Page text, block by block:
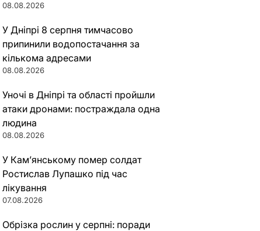
08.08.2026
У Дніпрі 8 серпня тимчасово
припинили водопостачання за
кількома адресами
08.08.2026
Уночі в Дніпрі та області пройшли
атаки дронами: постраждала одна
людина
08.08.2026
У Кам’янському помер солдат
Ростислав Лупашко під час
лікування
07.08.2026
Обрізка рослин у серпні: поради